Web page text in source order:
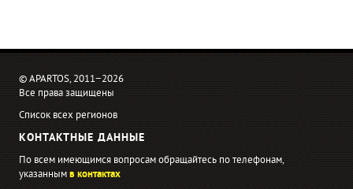
© APARTOS, 2011−2026
Все права защищены
Список всех регионов
КОНТАКТНЫЕ ДАННЫЕ
По всем имеющимся вопросам обращайтесь по телефонам,
указаннымв контактах